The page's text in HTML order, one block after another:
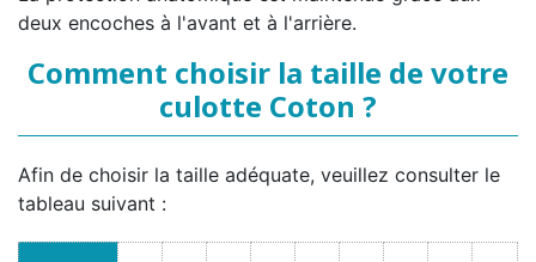
deux encoches à l'avant et à l'arrière.
Comment choisir la taille de votre
culotte Coton ?
Afin de choisir la taille adéquate, veuillez consulter le
tableau suivant :